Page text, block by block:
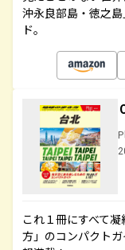
沖永良部島・徳之
ド。
これ１冊にすべて
方」のコンパクト